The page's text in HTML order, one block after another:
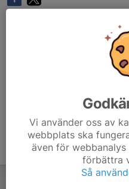
Vi använder oss av
webbplats ska
även för
förbättra
Så